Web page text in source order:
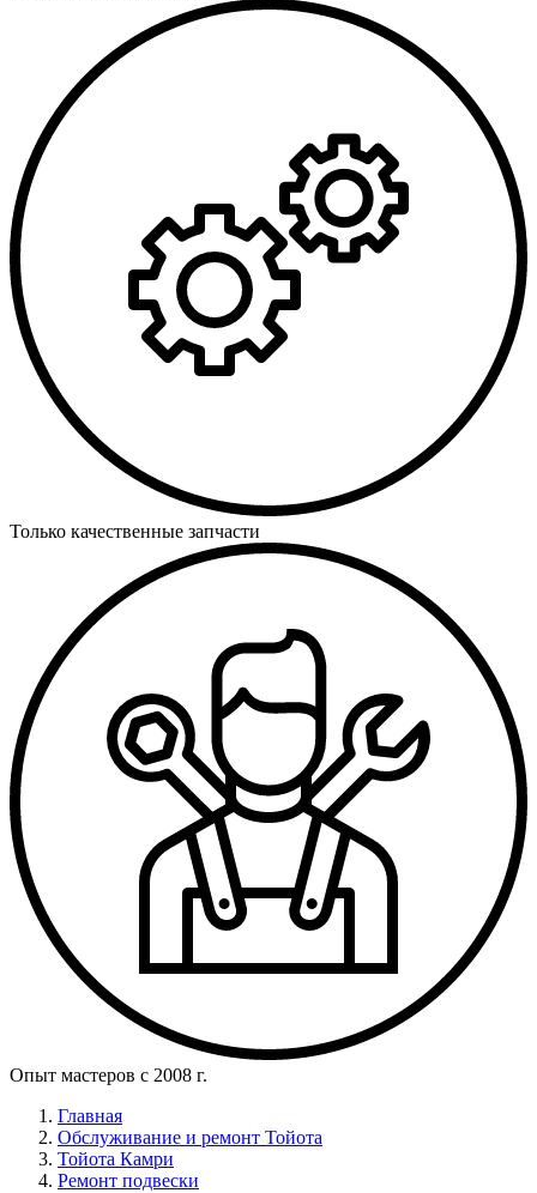
Только качественные запчасти
Опыт мастеров с 2008 г.
Главная
Обслуживание и ремонт Тойота
Тойота Камри
Ремонт подвески